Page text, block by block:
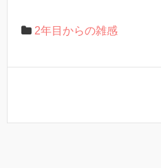
2年目からの雑感